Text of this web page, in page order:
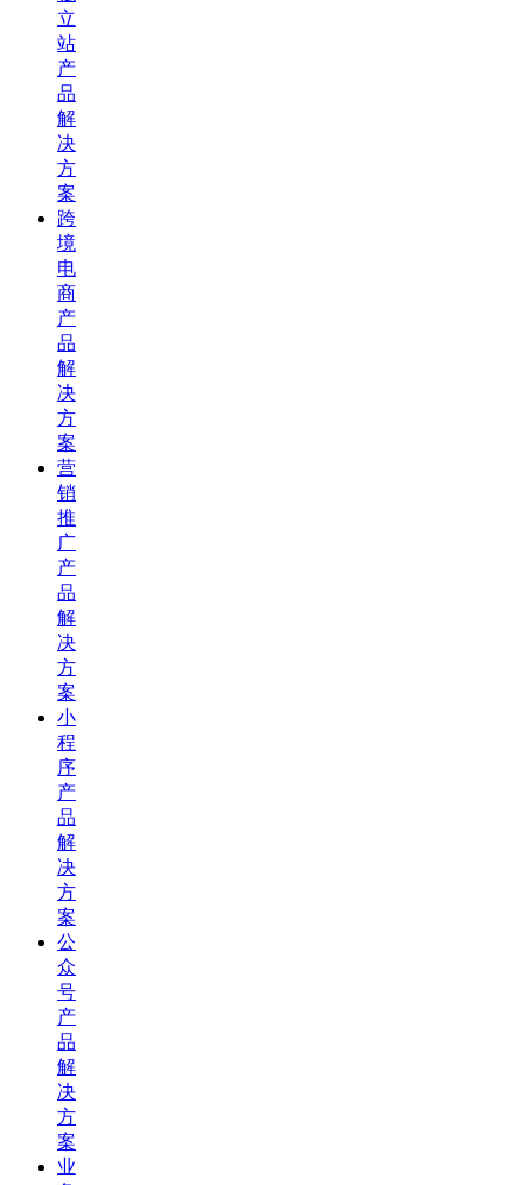
立
站
产
品
解
决
方
案
跨
境
电
商
产
品
解
决
方
案
营
销
推
广
产
品
解
决
方
案
小
程
序
产
品
解
决
方
案
公
众
号
产
品
解
决
方
案
业